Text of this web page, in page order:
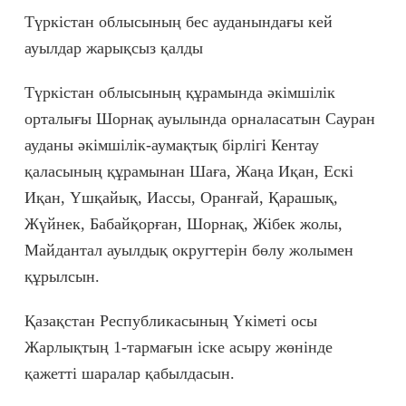
Түркістан облысының бес ауданындағы кей
ауылдар жарықсыз қалды
Түркістан облысының құрамында әкімшілік
орталығы Шорнақ ауылында орналасатын Сауран
ауданы әкімшілік-аумақтық бірлігі Кентау
қаласының құрамынан Шаға, Жаңа Иқан, Ескі
Иқан, Үшқайық, Иассы, Оранғай, Қарашық,
Жүйнек, Бабайқорған, Шорнақ, Жібек жолы,
Майдантал ауылдық округтерін бөлу жолымен
құрылсын.
Қазақстан Республикасының Үкіметі осы
Жарлықтың 1-тармағын іске асыру жөнінде
қажетті шаралар қабылдасын.